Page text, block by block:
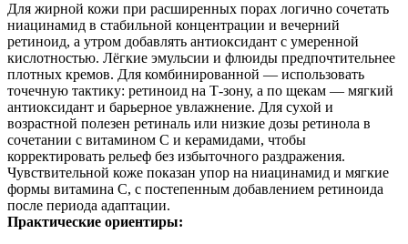
Для жирной кожи при расширенных порах логично сочетать
ниацинамид в стабильной концентрации и вечерний
ретиноид, а утром добавлять антиоксидант с умеренной
кислотностью. Лёгкие эмульсии и флюиды предпочтительнее
плотных кремов. Для комбинированной — использовать
точечную тактику: ретиноид на Т‑зону, а по щекам — мягкий
антиоксидант и барьерное увлажнение. Для сухой и
возрастной полезен ретиналь или низкие дозы ретинола в
сочетании с витамином С и керамидами, чтобы
корректировать рельеф без избыточного раздражения.
Чувствительной коже показан упор на ниацинамид и мягкие
формы витамина С, с постепенным добавлением ретиноида
после периода адаптации.
Практические ориентиры: